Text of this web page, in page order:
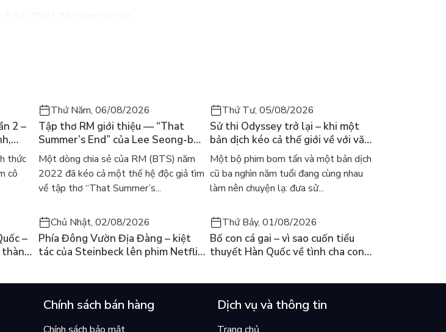
nhân viên bán hàng hàng
2 –
thức
cô
Thứ Năm, 06/08/2026
Tập thơ RM giới thiệu — “That
Summer’s End” của Lee Seong-bok
ra mắt bản tiếng Anh sau 4 năm
gây sốt
Một dòng chia sẻ của RM (BTS) năm
2022 đã kéo cả một thế hệ độc giả tìm
về tập thơ “That Summer’s...
Thứ Tư, 05/08/2026
Sử thi Odyssey trở lại – khi một
bản dịch kéo cả thế giới về với văn
học kinh điển
Một bộ phim bom tấn và một bản dịch
cũ ba nghìn năm tuổi đang cùng nhau
làm nên chuyện lạ: đưa sử...
–
thành
Chủ Nhật, 02/08/2026
Phía Đông Vườn Địa Đàng – kiệt
tác của Steinbeck lên phim Netflix
Thứ Bảy, 01/08/2026
Bố con cá gai – vì sao cuốn tiểu
thuyết Hàn Quốc về tình cha con
Chính sách bán hàng Dịch vụ và thông tin